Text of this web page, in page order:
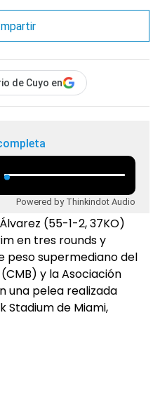
de Cuyo en
Powered by Thinkindot Audio
(55-1-2, 37KO)
en tres rounds y
peso supermediano del
y la Asociación
una pelea realizada
Stadium de Miami,